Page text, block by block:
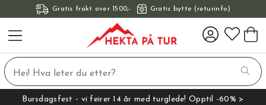
Gratis frakt over 1500,- Gratis bytte (returinfo)
Bursdagsfest - vi feirer 14 år med turglede! Opptil -60% >